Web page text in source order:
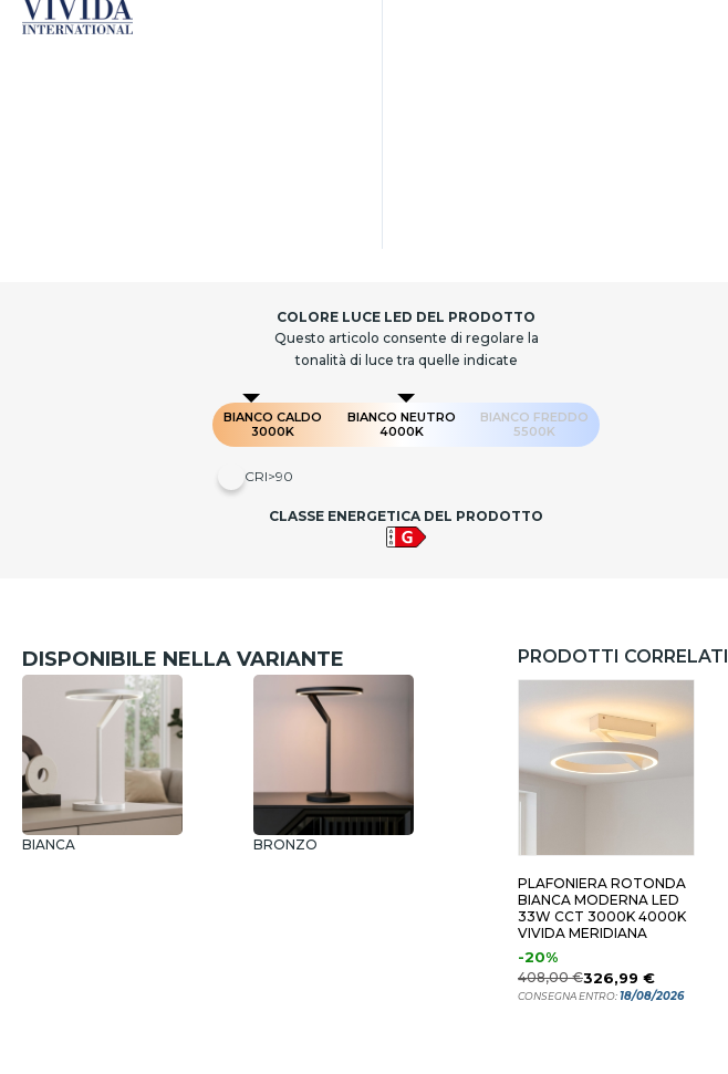
COLORE LUCE LED DEL PRODOTTO
Questo articolo consente di regolare la
tonalità di luce tra quelle indicate
BIANCO CALDO
3000K
BIANCO NEUTRO
4000K
BIANCO FREDDO
5500K
CRI>90
CLASSE ENERGETICA DEL PRODOTTO
DISPONIBILE NELLA VARIANTE
BIANCA BRONZO
PRODOTTI CORRELATI
PLAFONIERA ROTONDA
BIANCA MODERNA LED
33W CCT 3000K 4000K
VIVIDA MERIDIANA
-20%
408,00 €326,99 €
CONSEGNA ENTRO:18/08/2026